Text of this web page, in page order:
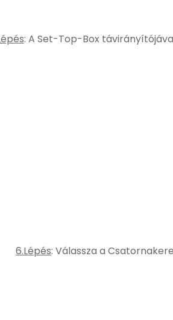
: A Set-Top-Box
6.Lépés: Válassza a